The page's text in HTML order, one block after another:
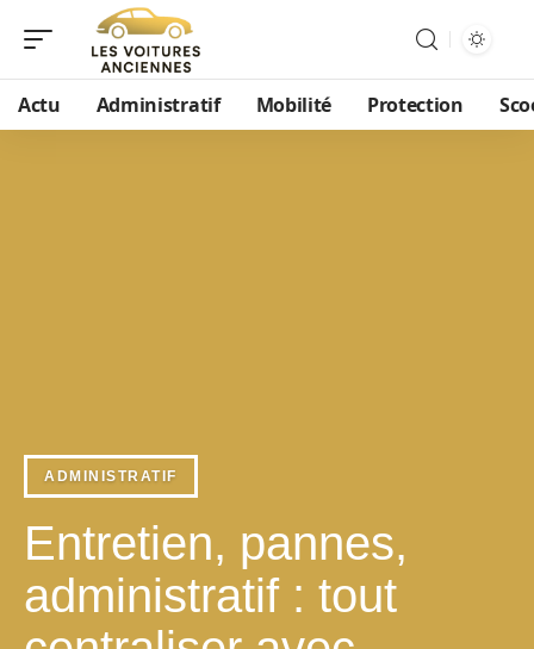
Actu Administratif Mobilité Protection
ADMINISTRATIF
Entretien, pannes,
administratif : tout